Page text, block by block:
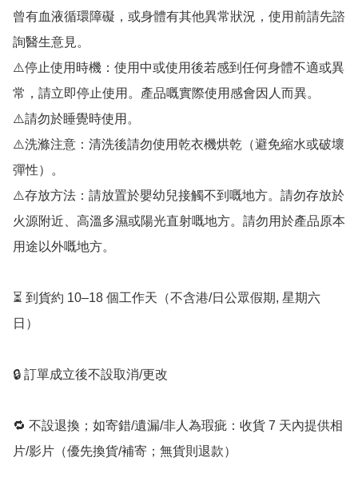
曾有血液循環障礙，或身體有其他異常狀況，使用前請先諮
詢醫生意見。
⚠️停止使用時機：使用中或使用後若感到任何身體不適或異
常，請立即停止使用。產品嘅實際使用感會因人而異。
⚠️請勿於睡覺時使用。
⚠️洗滌注意：清洗後請勿使用乾衣機烘乾（避免縮水或破壞
彈性）。
⚠️存放方法：請放置於嬰幼兒接觸不到嘅地方。請勿存放於
火源附近、高溫多濕或陽光直射嘅地方。請勿用於產品原本
用途以外嘅地方。
⏳ 到貨約 10–18 個工作天（不含港/日公眾假期, 星期六
日）
🔒 訂單成立後不設取消/更改
🔁 不設退換；如寄錯/遺漏/非人為瑕疵：收貨 7 天內提供相
片/影片（優先換貨/補寄；無貨則退款）